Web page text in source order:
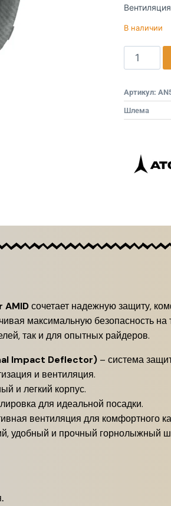
В наличии
Артикул:
Шлема
AMIDсочетает надежную защиту,
максимальную безопасность
так и для опытных райдеров.
Impact Deflector) – система
и вентиляция.
и легкий корпус.
для идеальной посадки.
вентиляция для комфортного
удобный и прочный горнолыжный